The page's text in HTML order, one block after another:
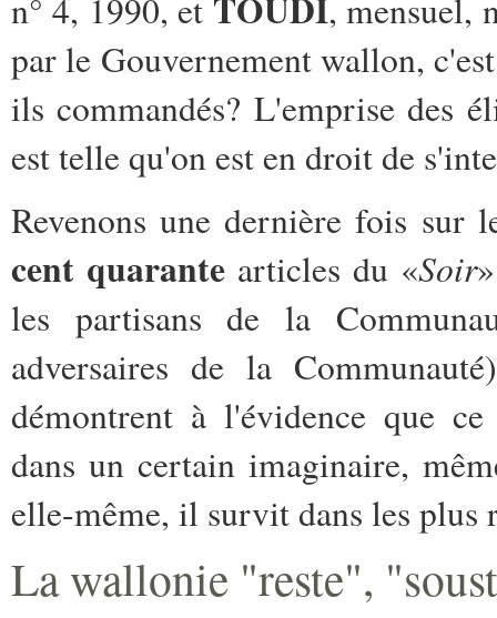
n° 4, 1990, et
, mensuel,
par le Gouvernement wallon,
ils commandés? L'emprise des
est telle qu'on est en droit de
Revenons une dernière fois
cent quarante articles du «Soir
les partisans de la
adversaires de la
démontrent à l'évidence que
dans un certain imaginaire,
elle-même, il survit dans les plus
La wallonie "reste",